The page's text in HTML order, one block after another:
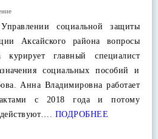
социальной защиты
Аксайского района вопросы
курирует главный специалист
социальных пособий и
Анна Владимировна работает
с 2018 года и потому
ПОДРОБНЕЕ